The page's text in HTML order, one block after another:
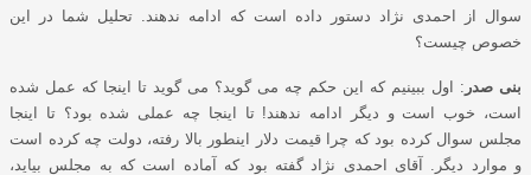
سوال از احمدی نژاد دستور داده است که ادامه ندهند. تحلیل شما در این
خصوص چیست؟
بنی صدر : اول ببینیم که این حکم چه می گوید؟ می گوید تا اینجا که عمل شده
است، خوب است و دیگر ادامه ندهند! تا اینجا چه عملی شده بود؟ تا اینجا
مجلس سوال کرده بود که چرا قیمت دلار اینطور بالا رفته، دولت چه کرده است
و موارد دیگر. آقای احمدی نژاد گفته بود که آماده است که به مجلس بیاید،